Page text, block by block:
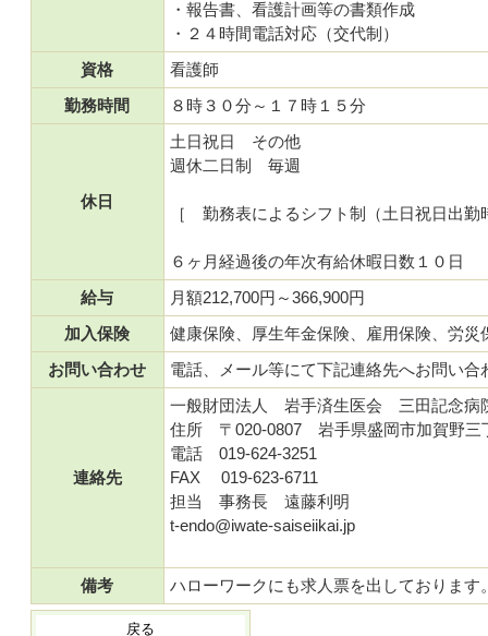
・報告書、看護計画等の書類作成
・２４時間電話対応（交代制）
資格 看護師
勤務時間 ８時３０分～１７時１５分
休日
土日祝日 その他
週休二日制 毎週
［ 勤務表によるシフト制（土日祝日出
６ヶ月経過後の年次有給休暇日数１０日
給与 月額212,700円～366,900円
加入保険 健康保険、厚生年金保険、雇用保険、労災
お問い合わせ 電話、メール等にて下記連絡先へお問い合
連絡先
一般財団法人 岩手済生医会 三田記念病
住所 〒020-0807 岩手県盛岡市加賀野三
電話 019-624-3251
FAX 019-623-6711
担当 事務長 遠藤利明
t-endo@iwate-saiseiikai.jp
備考 ハローワークにも求人票を出しております
戻る